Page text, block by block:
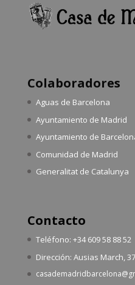
Colaboradores
Aguas de Barcelona
Ayuntamiento de Madrid
Ayuntamiento de
Comunidad de Madrid
Generalitat de Catalunya
Contacto
Teléfono: +34 609 58 88 52
Dirección: Ausias March,